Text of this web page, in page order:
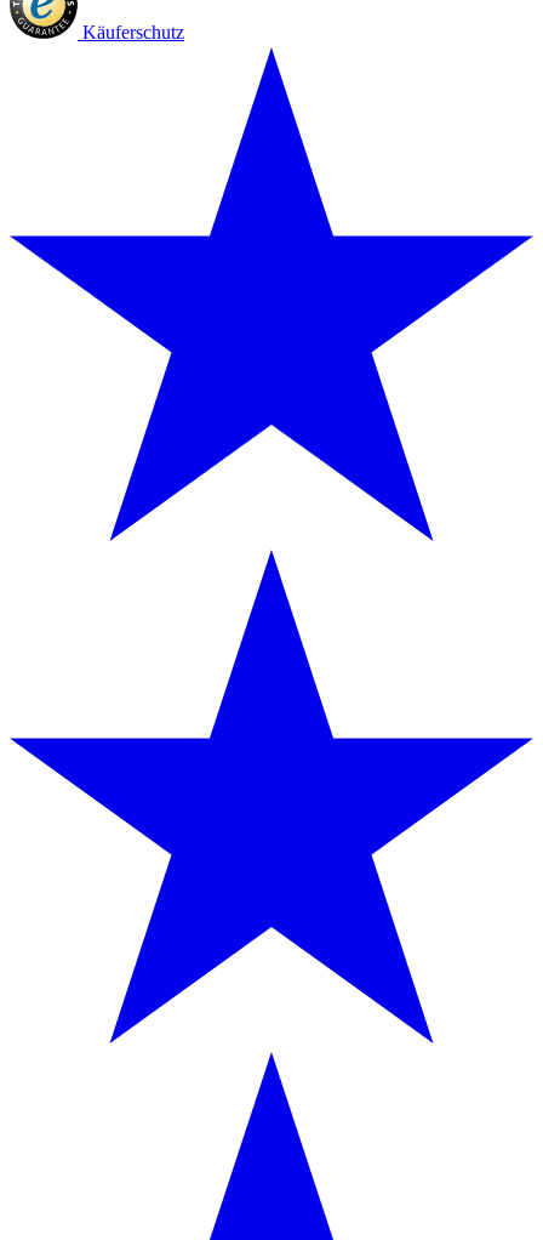
Käuferschutz